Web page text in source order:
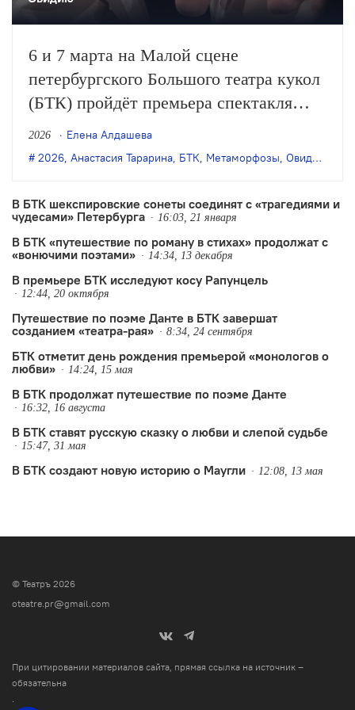
6 и 7 марта на Малой сцене
петербургского Большого театра кукол
(БТК) пройдёт премьера спектакля
Анастасии Тарариной «Овидий. Рок.
Метаморфозы» (16+).
2026
Елена Алдашева
2026 Анастасия Тарарина БТК Метаморфозы Овидий
В БТК шекспировские сонеты соединят с «трагедиями и
чудесами» Петербурга
16:03, 21 января
В БТК «путешествие по роману в стихах» продолжат с
«вонючими поэтами»
14:34, 13 декабря
В премьере БТК исследуют косу Рапунцель
12:44, 20 октября
Путешествие по поэме Данте в БТК завершат
созданием «театра-рая»
8:34, 24 сентября
БТК отметит день рождения премьерой «монологов о
любви»
14:24, 15 мая
В БТК продолжат путешествие по поэме Данте
16:32, 16 августа
В БТК ставят русскую сказку о любви и слепой судьбе
15:47, 31 мая
В БТК создают новую историю о Маугли 12:08, 13 мая
© Театръ 2026
oteatre.pr@gmail.com
При цитировании материалов сайта, прямая ссылка на источник –
обязательна
.